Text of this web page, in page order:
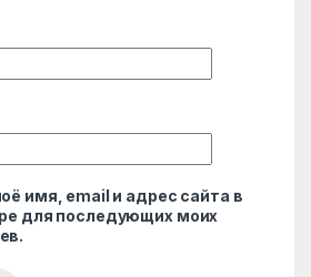
имя, email и адрес сайта в
для последующих моих